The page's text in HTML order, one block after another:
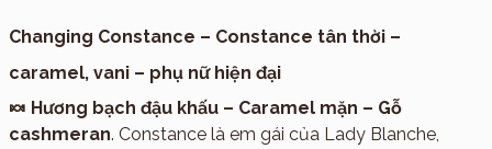
Changing Constance – Constance tân thời –
caramel, vani – phụ nữ hiện đại
🍬 Hương bạch đậu khấu – Caramel mặn – Gỗ
cashmeran. Constance là em gái của Lady Blanche,